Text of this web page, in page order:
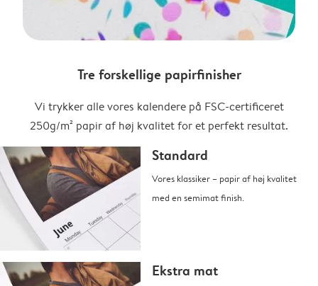
Tre forskellige papirfinisher
Vi trykker alle vores kalendere på FSC-certificeret
250g/m² papir af høj kvalitet for et perfekt resultat.
Standard
Vores klassiker – papir af høj kvalitet
med en semimat finish.
Ekstra mat